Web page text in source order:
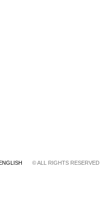
© ALL RIGHTS RESERVED